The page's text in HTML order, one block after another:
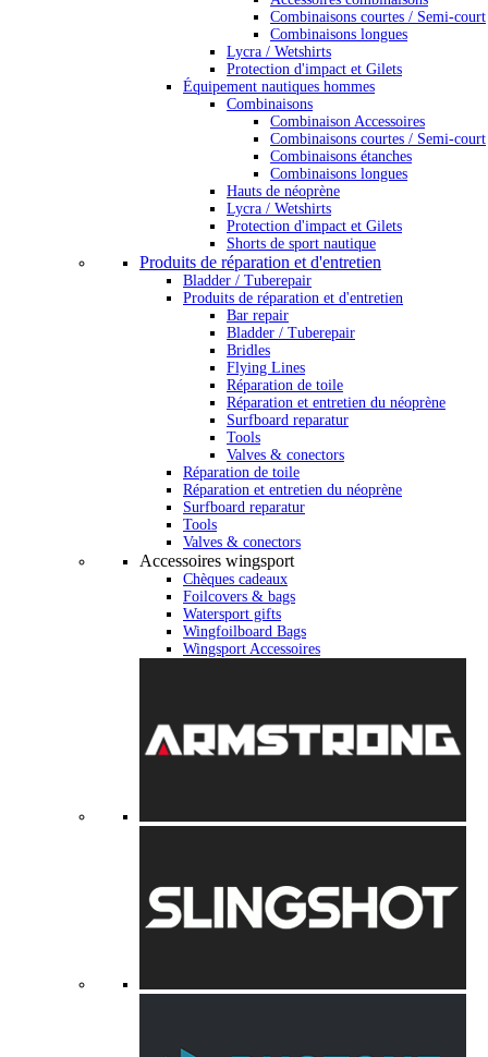
Combinaisons courtes / Semi-court
Combinaisons longues
Lycra / Wetshirts
Protection d'impact et Gilets
Équipement nautiques hommes
Combinaisons
Combinaison Accessoires
Combinaisons courtes / Semi-court
Combinaisons étanches
Combinaisons longues
Hauts de néoprène
Lycra / Wetshirts
Protection d'impact et Gilets
Shorts de sport nautique
Produits de réparation et d'entretien
Bladder / Tuberepair
Produits de réparation et d'entretien
Bar repair
Bladder / Tuberepair
Bridles
Flying Lines
Réparation de toile
Réparation et entretien du néoprène
Surfboard reparatur
Tools
Valves & conectors
Réparation de toile
Réparation et entretien du néoprène
Surfboard reparatur
Tools
Valves & conectors
Accessoires wingsport
Chèques cadeaux
Foilcovers & bags
Watersport gifts
Wingfoilboard Bags
Wingsport Accessoires